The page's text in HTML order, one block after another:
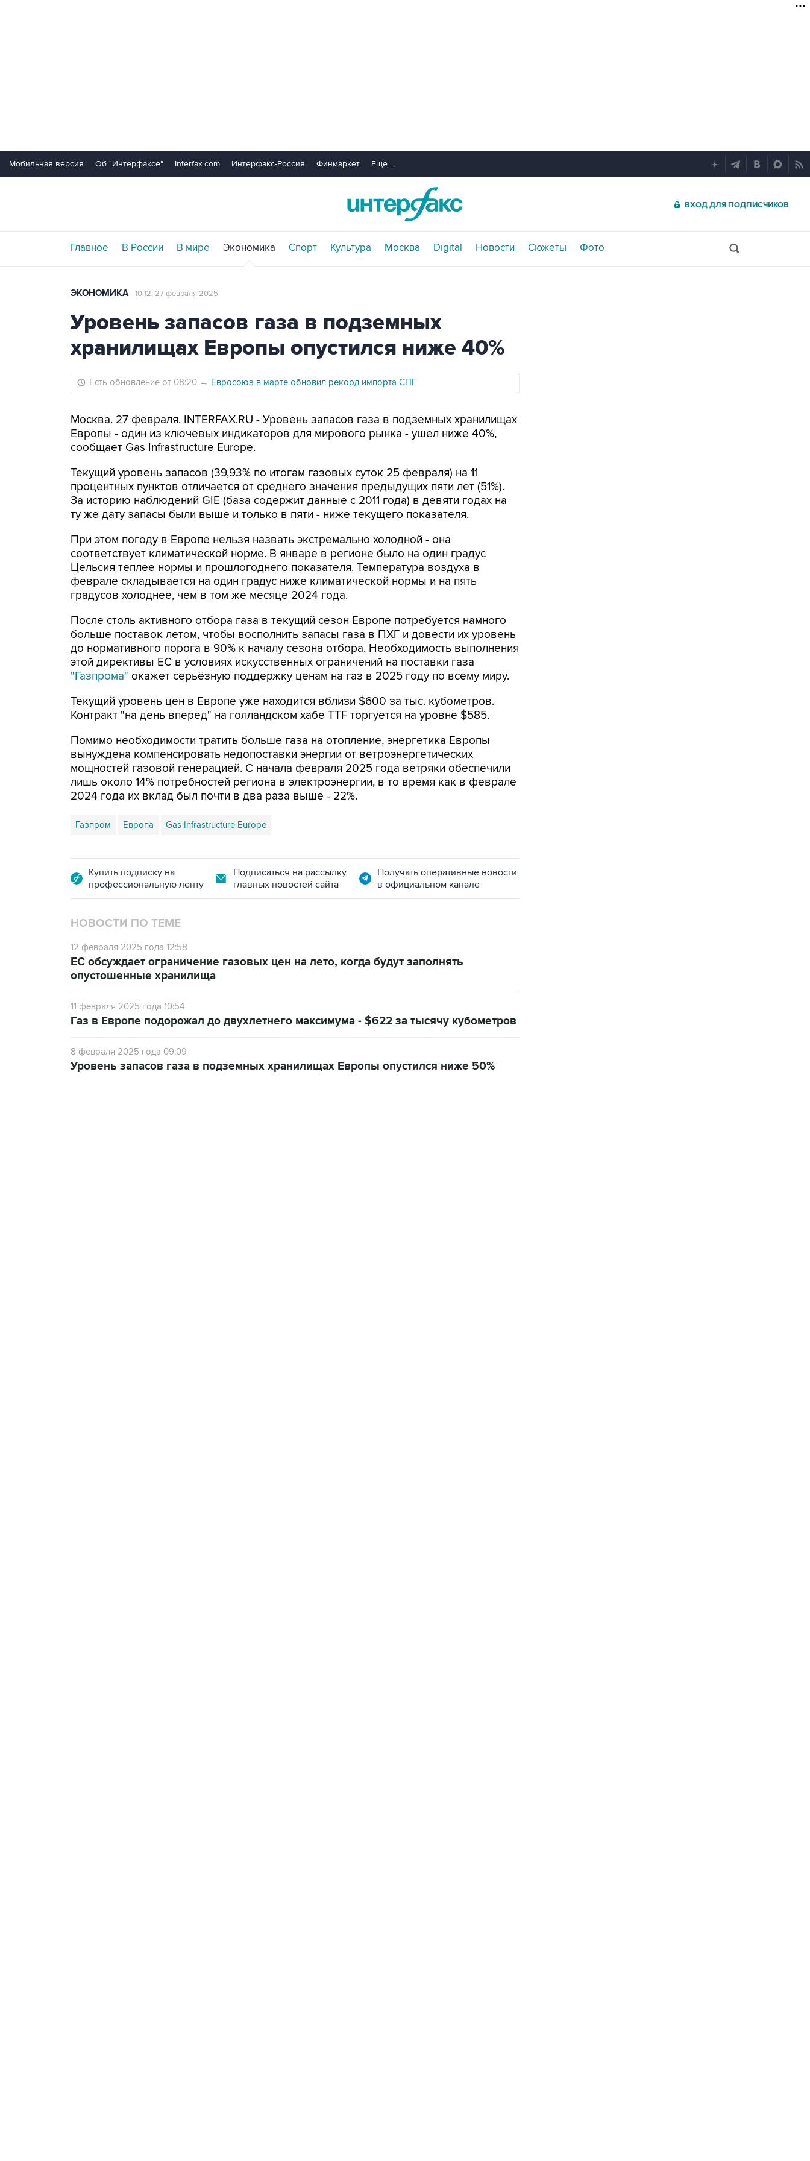
Мобильная версия Об "Интерфаксе" Interfax.com Интерфакс-Россия Финмаркет Еще...
ВХОД ДЛЯ ПОДПИСЧИКОВ
Главное В России В мире Экономика Спорт Культура Москва Digital Новости Сюжеты Фото
ЭКОНОМИКА 10:12, 27 февраля 2025
Уровень запасов газа в подземных
хранилищах Европы опустился ниже 40%
Есть обновление от 08:20 → Евросоюз в марте обновил рекорд импорта СПГ
Москва. 27 февраля. INTERFAX.RU - Уровень запасов газа в подземных хранилищах
Европы - один из ключевых индикаторов для мирового рынка - ушел ниже 40%,
сообщает Gas Infrastructure Europe.
Текущий уровень запасов (39,93% по итогам газовых суток 25 февраля) на 11
процентных пунктов отличается от среднего значения предыдущих пяти лет (51%).
За историю наблюдений GIE (база содержит данные с 2011 года) в девяти годах на
ту же дату запасы были выше и только в пяти - ниже текущего показателя.
При этом погоду в Европе нельзя назвать экстремально холодной - она
соответствует климатической норме. В январе в регионе было на один градус
Цельсия теплее нормы и прошлогоднего показателя. Температура воздуха в
феврале складывается на один градус ниже климатической нормы и на пять
градусов холоднее, чем в том же месяце 2024 года.
После столь активного отбора газа в текущий сезон Европе потребуется намного
больше поставок летом, чтобы восполнить запасы газа в ПХГ и довести их уровень
до нормативного порога в 90% к началу сезона отбора. Необходимость выполнения
этой директивы ЕС в условиях искусственных ограничений на поставки газа
"Газпрома" окажет серьёзную поддержку ценам на газ в 2025 году по всему миру.
Текущий уровень цен в Европе уже находится вблизи $600 за тыс. кубометров.
Контракт "на день вперед" на голландском хабе TTF торгуется на уровне $585.
Помимо необходимости тратить больше газа на отопление, энергетика Европы
вынуждена компенсировать недопоставки энергии от ветроэнергетических
мощностей газовой генерацией. С начала февраля 2025 года ветряки обеспечили
лишь около 14% потребностей региона в электроэнергии, в то время как в феврале
2024 года их вклад был почти в два раза выше - 22%.
Газпром Европа Gas Infrastructure Europe
Купить подписку на
профессиональную ленту
Подписаться на рассылку
главных новостей сайта
Получать оперативные новости
в официальном канале
НОВОСТИ ПО ТЕМЕ
12 февраля 2025 года 12:58
ЕС обсуждает ограничение газовых цен на лето, когда будут заполнять
опустошенные хранилища
11 февраля 2025 года 10:54
Газ в Европе подорожал до двухлетнего максимума - $622 за тысячу кубометров
8 февраля 2025 года 09:09
Уровень запасов газа в подземных хранилищах Европы опустился ниже 50%